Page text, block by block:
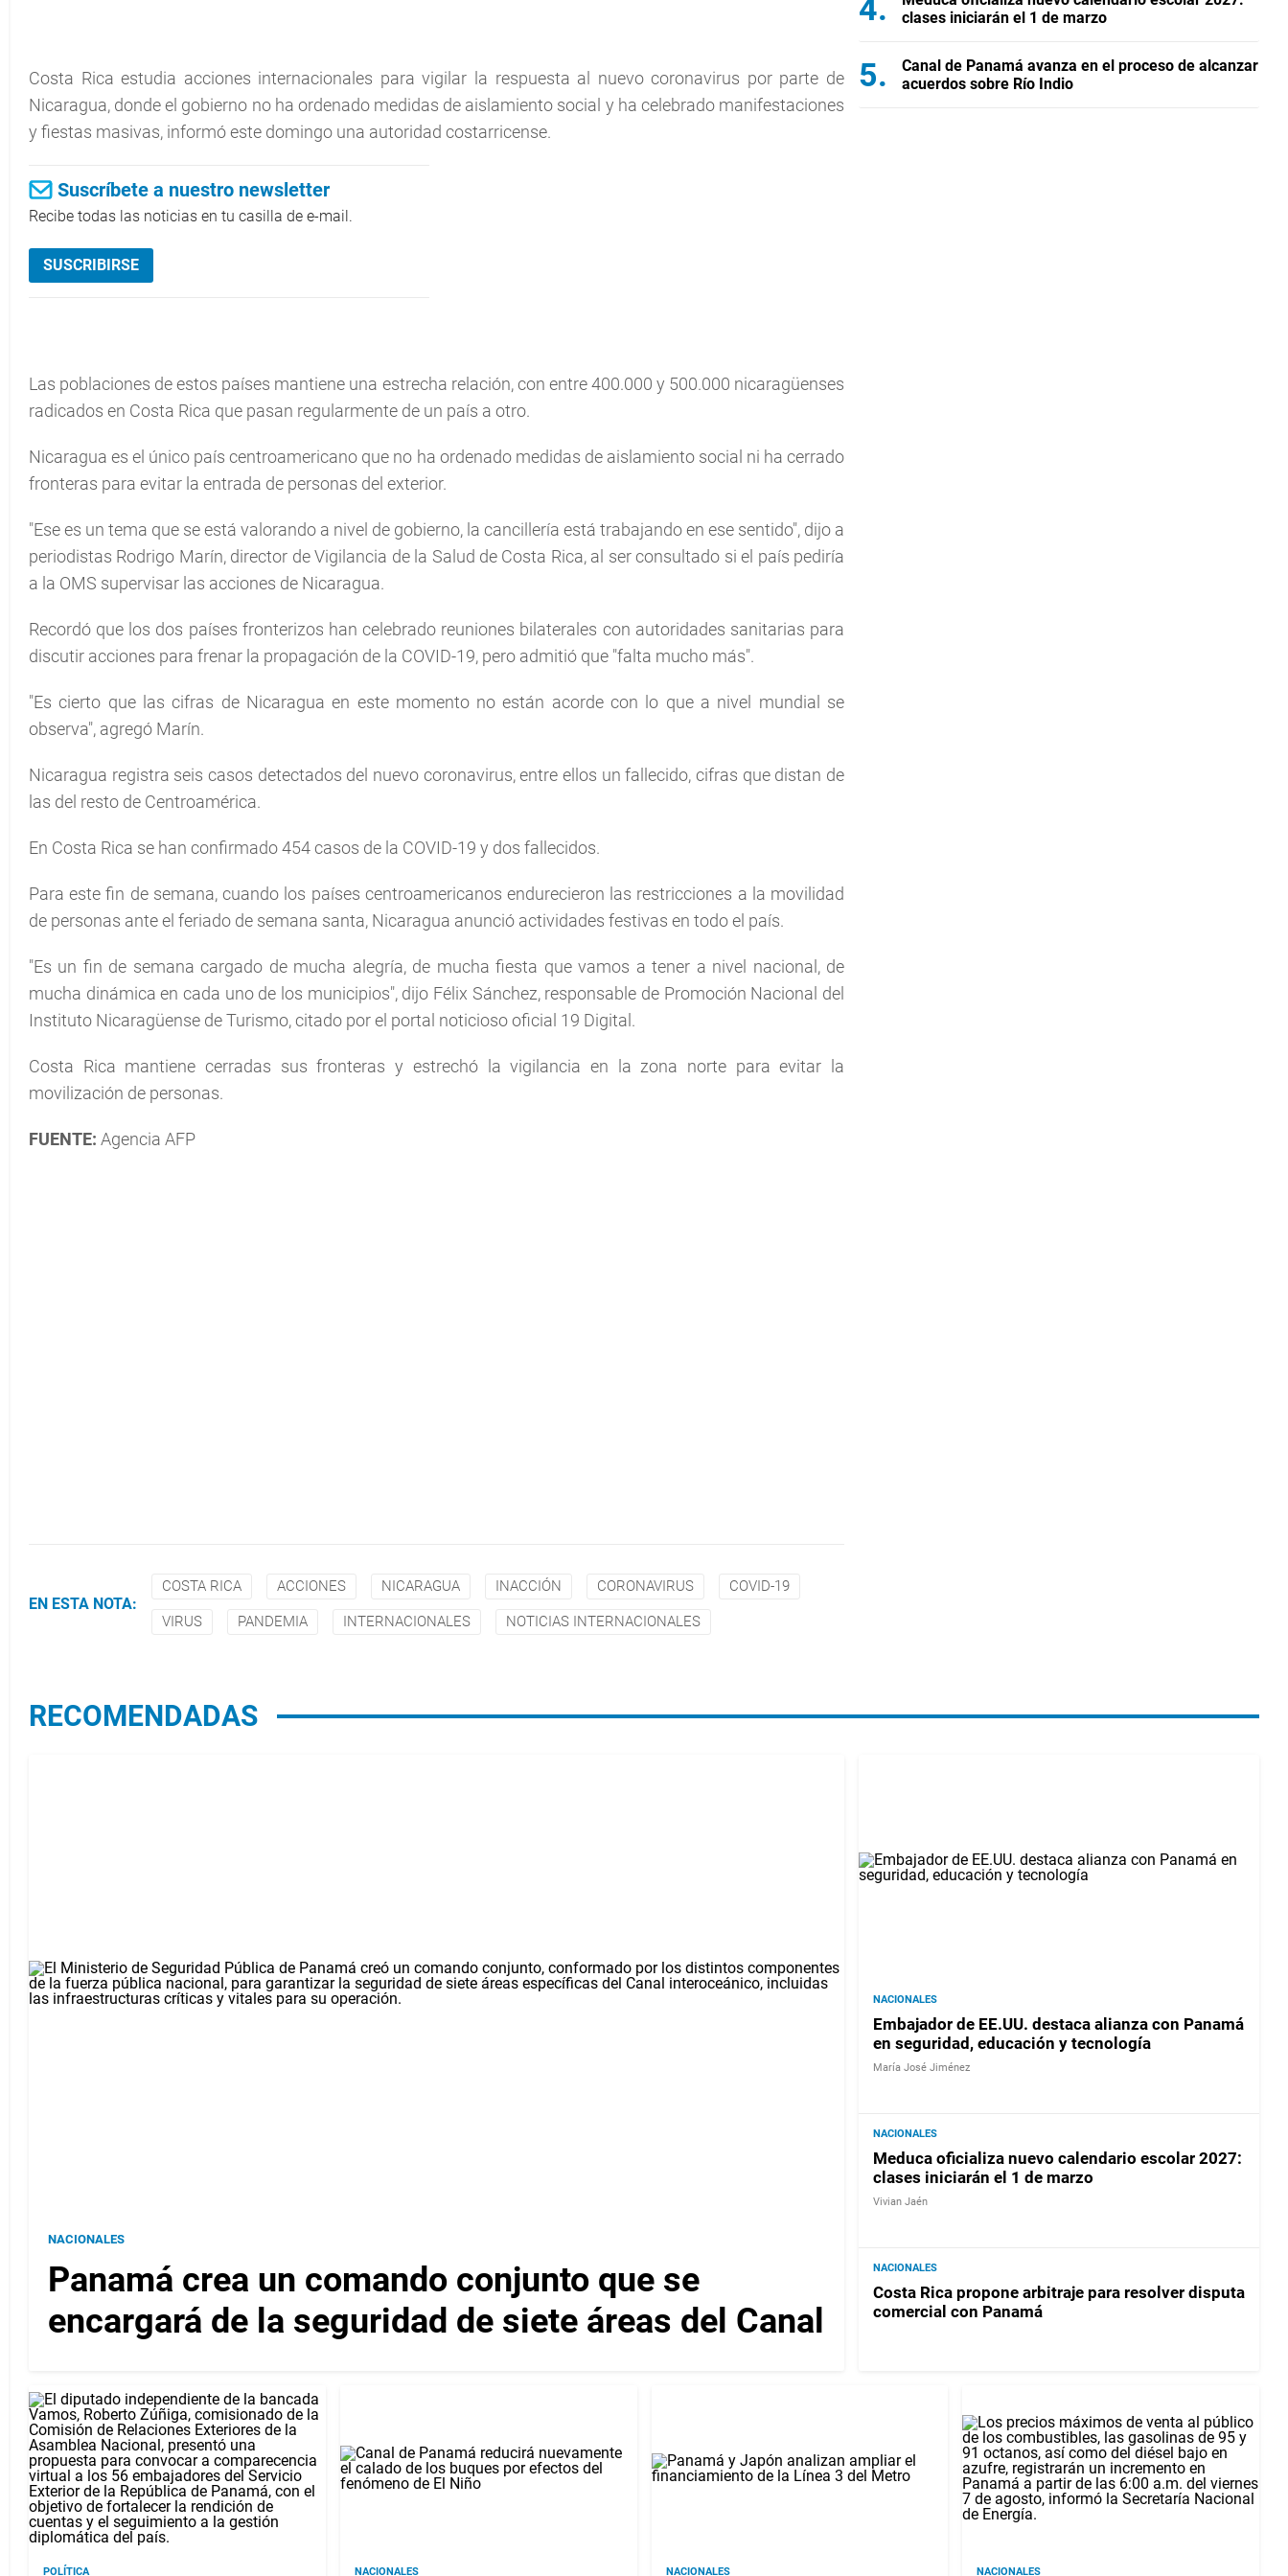
Costa Rica estudia acciones internacionales para vigilar la respuesta al nuevo coronavirus por parte de
Nicaragua, donde el gobierno no ha ordenado medidas de aislamiento social y ha celebrado manifestaciones
y fiestas masivas, informó este domingo una autoridad costarricense.
Suscríbete a nuestro newsletter
Recibe todas las noticias en tu casilla de e-mail.
SUSCRIBIRSE
Las poblaciones de estos países mantiene una estrecha relación, con entre 400.000 y 500.000 nicaragüenses
radicados en Costa Rica que pasan regularmente de un país a otro.
Nicaragua es el único país centroamericano que no ha ordenado medidas de aislamiento social ni ha cerrado
fronteras para evitar la entrada de personas del exterior.
"Ese es un tema que se está valorando a nivel de gobierno, la cancillería está trabajando en ese sentido", dijo a
periodistas Rodrigo Marín, director de Vigilancia de la Salud de Costa Rica, al ser consultado si el país pediría
a la OMS supervisar las acciones de Nicaragua.
Recordó que los dos países fronterizos han celebrado reuniones bilaterales con autoridades sanitarias para
discutir acciones para frenar la propagación de la COVID-19, pero admitió que "falta mucho más".
"Es cierto que las cifras de Nicaragua en este momento no están acorde con lo que a nivel mundial se
observa", agregó Marín.
Nicaragua registra seis casos detectados del nuevo coronavirus, entre ellos un fallecido, cifras que distan de
las del resto de Centroamérica.
En Costa Rica se han confirmado 454 casos de la COVID-19 y dos fallecidos.
Para este fin de semana, cuando los países centroamericanos endurecieron las restricciones a la movilidad
de personas ante el feriado de semana santa, Nicaragua anunció actividades festivas en todo el país.
"Es un fin de semana cargado de mucha alegría, de mucha fiesta que vamos a tener a nivel nacional, de
mucha dinámica en cada uno de los municipios", dijo Félix Sánchez, responsable de Promoción Nacional del
Instituto Nicaragüense de Turismo, citado por el portal noticioso oficial 19 Digital.
Costa Rica mantiene cerradas sus fronteras y estrechó la vigilancia en la zona norte para evitar la
movilización de personas.
FUENTE: Agencia AFP
EN ESTA NOTA:
COSTA RICA ACCIONES NICARAGUA INACCIÓN CORONAVIRUS COVID-19
VIRUS PANDEMIA INTERNACIONALES NOTICIAS INTERNACIONALES
clases iniciarán el 1 de marzo
Canal de Panamá avanza en el proceso de alcanzar
acuerdos sobre Río Indio
RECOMENDADAS
NACIONALES
Panamá crea un comando conjunto que se
encargará de la seguridad de siete áreas del Canal
NACIONALES
Embajador de EE.UU. destaca alianza con Panamá
en seguridad, educación y tecnología
María José Jiménez
NACIONALES
Meduca oficializa nuevo calendario escolar 2027:
clases iniciarán el 1 de marzo
Vivian Jaén
NACIONALES
Costa Rica propone arbitraje para resolver disputa
comercial con Panamá
POLÍTICA NACIONALES NACIONALES NACIONALES